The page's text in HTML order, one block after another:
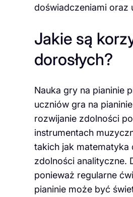
doświadczeniami oraz
Jakie są
dorosłych?
Nauka gry na pianinie
uczniów gra na
rozwijanie zdolności
instrumentach
takich jak
zdolności analityczne.
ponieważ regularne
pianinie może być